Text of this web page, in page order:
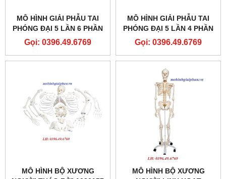
MÔ HÌNH GIẢI PHẪU TAI
PHÓNG ĐẠI 5 LẦN 6 PHẦN
THÁO RỜI
Gọi: 0396.49.6769
MÔ HÌNH GIẢI PHẪU TAI
PHÓNG ĐẠI 5 LẦN 4 PHẦN
THÁO RỜI
Gọi: 0396.49.6769
MÔ HÌNH BỘ XƯƠNG
MÔ HÌNH BỘ XƯƠNG